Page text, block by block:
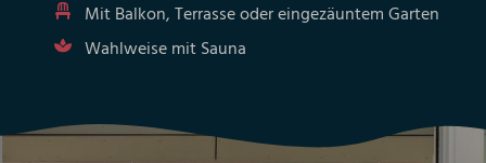
Mit Balkon, Terrasse oder eingezäuntem Garten
Wahlweise mit Sauna